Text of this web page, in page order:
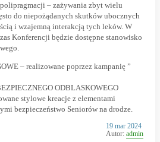
– zażywania zbyt wielu
do niepożądanych skutków ubocznych
i wzajemną interakcją tych leków. W
Konferencji będzie dostępne stanowisko
– realizowane poprzez kampanię ”
ODBLASKOWEGO
stylowe kreacje z elementami
bezpieczeństwo Seniorów na drodze.
Opublikowano
w
19 mar 2024
Autor: admin